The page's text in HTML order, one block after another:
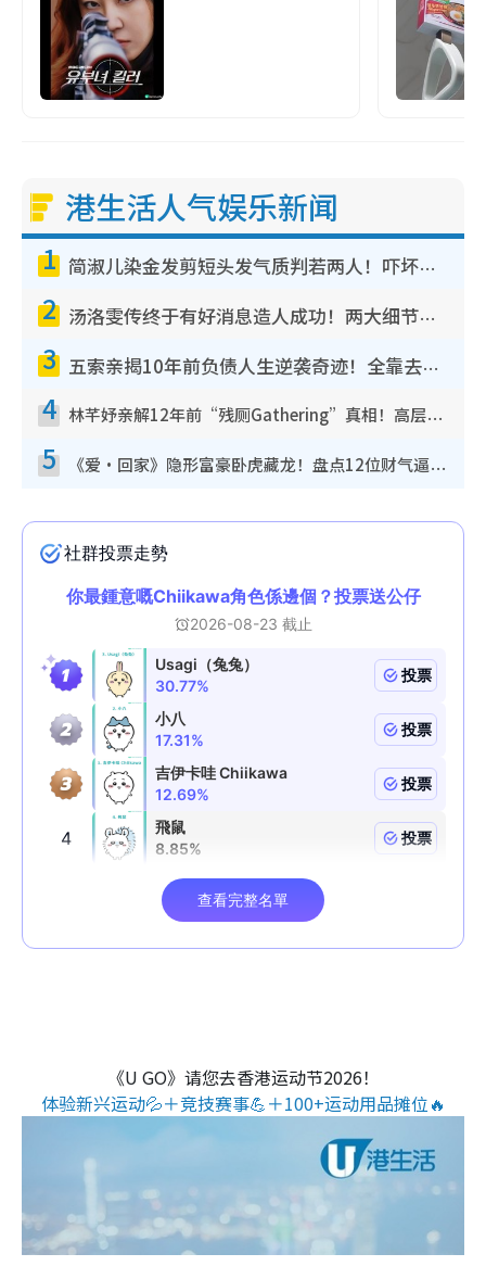
港生活人气娱乐新闻
1 简淑儿染金发剪短头发气质判若两人！吓坏老公麦大力都认不出：“你做什么？”
2 汤洛雯传终于有好消息造人成功！两大细节曝孕味极浓引猜测：大肚婆先会咁！
3 五索亲揭10年前负债人生逆袭奇迹！全靠去一地方转运后即遇上马先生
4 林芊妤亲解12年前“残厕Gathering”真相！高层解约一句话重创尊严，至今拒返TVB
5 《爱·回家》隐形富豪卧虎藏龙！盘点12位财气逼人的有钱艺人：这位美女3亿身家不愁做
《U GO》请您去香港运动节2026！
体验新兴运动💦＋竞技赛事💪＋100+运动用品摊位🔥